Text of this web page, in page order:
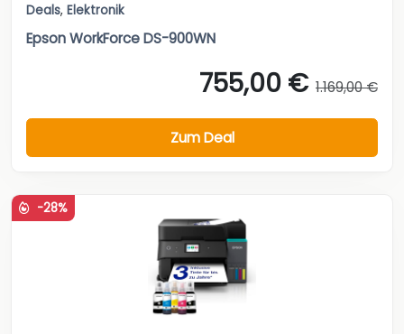
Deals, Elektronik
Epson WorkForce DS-900WN
755,00 € 1.169,00 €
Zum Deal
-28%